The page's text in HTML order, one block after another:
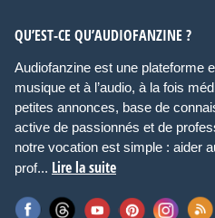
QU’EST-CE QU’AUDIOFANZINE ?
Audiofanzine est une plateforme
musique et à l’audio, à la fois
petites annonces, base de
active de passionnés et de
notre vocation est simple : aider
prof... Lire la suite